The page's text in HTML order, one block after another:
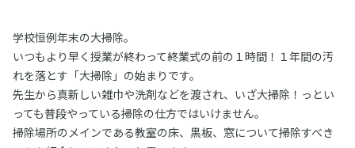
学校恒例年末の大掃除。
いつもより早く授業が終わって終業式の前の１時間！１年間の汚
れを落とす「大掃除」の始まりです。
先生から真新しい雑巾や洗剤などを渡され、いざ大掃除！っとい
っても普段やっている掃除の仕方ではいけません。
掃除場所のメインである教室の床、黒板、窓について掃除すべき